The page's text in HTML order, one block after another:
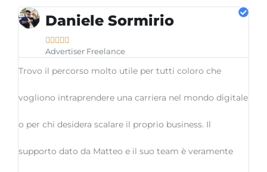
Daniele Sormirio
    
Advertiser Freelance
Trovo il percorso molto utile per tutti coloro che
vogliono intraprendere una carriera nel mondo digitale
o per chi desidera scalare il proprio business. Il
supporto dato da Matteo e il suo team è veramente